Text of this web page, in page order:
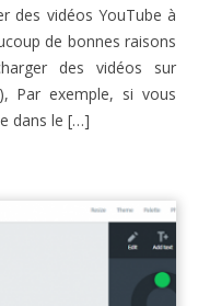
des vidéos YouTube à
de bonnes raisons
des vidéos sur
Par exemple, si vous
dans le […]